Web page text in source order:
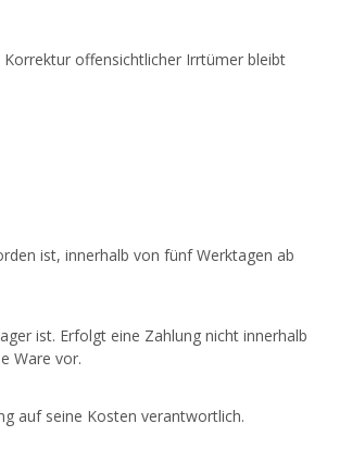
offensichtlicher Irrtümer bleibt
ist, innerhalb von fünf Werktagen ab
ist. Erfolgt eine Zahlung nicht innerhalb
Ware vor.
auf seine Kosten verantwortlich.